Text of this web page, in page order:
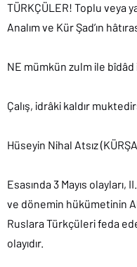
TÜRKÇÜLER! Toplu veya
Analım ve Kür Şad’ın
NE mümkün zulm ile bîdâd
Çalış, idrâki kaldır
Hüseyin Nihal Atsız
Esasında 3 Mayıs olayları,
ve dönemin hükümetinin
Ruslara Türkçüleri feda
olayıdır.